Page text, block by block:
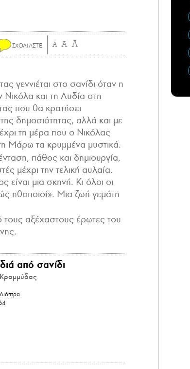
γεννιέται στο σανίδι όταν η
και τη Λυδία στη
που θα κρατήσει
δημοσιότητας, αλλά και με
τη μέρα που ο Νικόλας
Μάρω τα κρυμμένα μυστικά.
πάθος και δημιουργία,
μέχρι την τελική αυλαία.
μια σκηνή. Κι όλοι οι
ηθοποιοί». Μια ζωή γεμάτη
τους αξέχαστους έρωτες του
από σανίδι
Διόπτρα